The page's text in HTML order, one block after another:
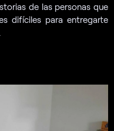
de las personas que
difíciles para entregarte